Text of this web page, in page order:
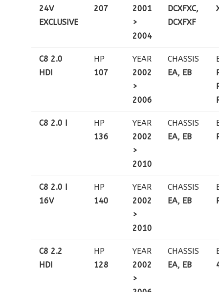
24V
EXCLUSIVE
207
2001
>
2004
DCXFXC,
DCXFXF
C8 2.0
HDI
HP
107
YEAR
2002
>
2006
CHASSIS
EA, EB
C8 2.0 I
HP
136
YEAR
2002
>
2010
CHASSIS
EA, EB
C8 2.0 I
16V
HP
140
YEAR
2002
>
2010
CHASSIS
EA, EB
C8 2.2
HDI
HP
128
YEAR
2002
>
CHASSIS
EA, EB